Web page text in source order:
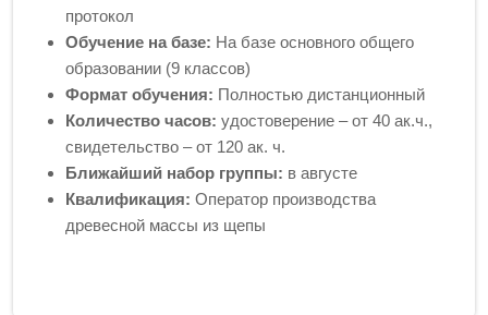
протокол
Обучение на базе: На базе основного общего
образовании (9 классов)
Формат обучения: Полностью дистанционный
Количество часов: удостоверение – от 40 ак.ч.,
свидетельство – от 120 ак. ч.
Ближайший набор группы: в августе
Квалификация: Оператор производства
древесной массы из щепы